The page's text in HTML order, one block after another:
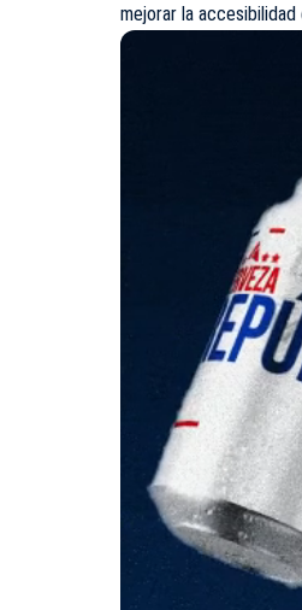
mejorar la